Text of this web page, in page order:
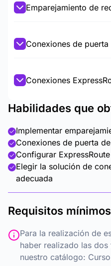
Emparejamiento de
Conexiones de puerta
Conexiones
Habilidades que
Implementar
Conexiones de puerta
Configurar
Elegir la solución de
adecuada
Requisitos mínimos
Para la realización de
haber realizado las
nuestro catálogo: